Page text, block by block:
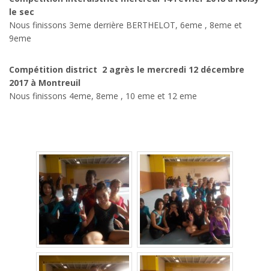
le sec
Nous finissons 3eme derrière BERTHELOT, 6eme , 8eme et
9eme
Compétition district 2 agrès le mercredi 12 décembre
2017 à Montreuil
Nous finissons 4eme, 8eme , 10 eme et 12 eme